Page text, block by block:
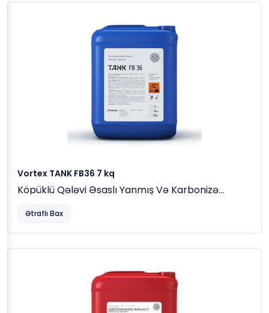
Vortex TANK FB36 7 kq
Köpüklü Qələvi Əsaslı Yanmış Və Karbonizə
Ətraflı Bax